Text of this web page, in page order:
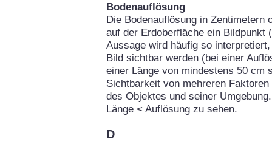
Bodenauflösung
Die Bodenauflösung in Zentimetern
auf der Erdoberfläche ein Bildpunkt
Aussage wird häufig so
Bild sichtbar werden (bei einer
einer Länge von mindestens 50 cm
Sichtbarkeit von mehreren
des Objektes und seiner
Länge < Auflösung zu sehen.
D